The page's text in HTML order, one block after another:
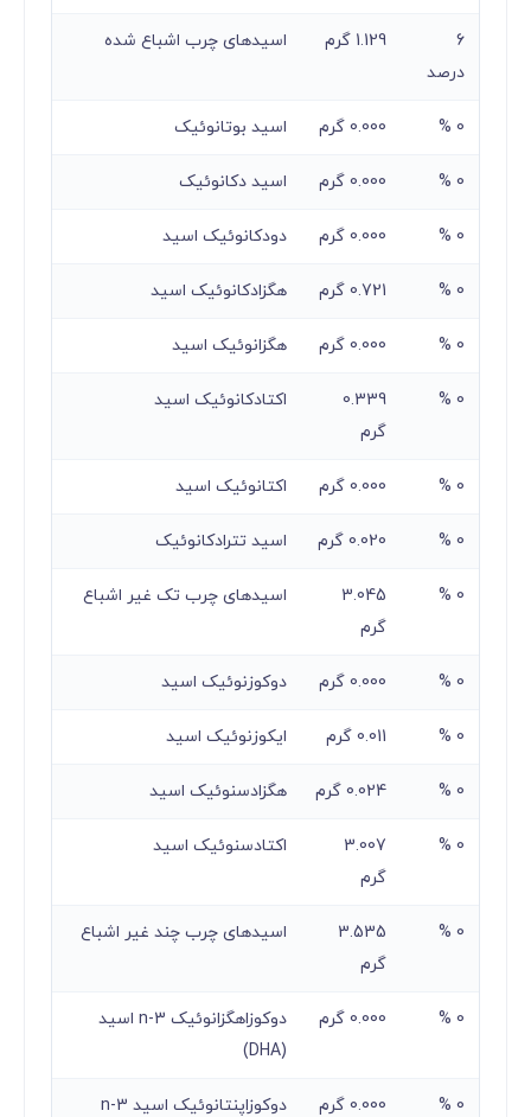
6
درصد
1.129 گرم اسیدهای چرب اشباع شده
0 % 0.000 گرم اسید بوتانوئیک
0 % 0.000 گرم اسید دکانوئیک
0 % 0.000 گرم دودکانوئیک اسید
0 % 0.721 گرم هگزادکانوئیک اسید
0 % 0.000 گرم هگزانوئیک اسید
0 %
0.339
گرم
اکتادکانوئیک اسید
0 % 0.000 گرم اکتانوئیک اسید
0 % 0.020 گرم اسید تترادکانوئیک
0 %
3.045
گرم
اسیدهای چرب تک غیر اشباع
0 % 0.000 گرم دوکوزنوئیک اسید
0 % 0.011 گرم ایکوزنوئیک اسید
0 % 0.024 گرم هگزادسنوئیک اسید
0 %
3.007
گرم
اکتادسنوئیک اسید
0 %
3.535
گرم
اسیدهای چرب چند غیر اشباع
0 % 0.000 گرم
دوکوزاهگزانوئیک n-3 اسید
(DHA)
0 % 0.000 گرم دوکوزاپنتانوئیک اسید n-3